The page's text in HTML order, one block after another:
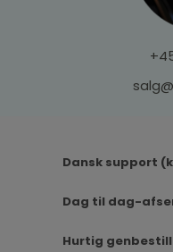
Dansk support
Dag til dag-
Hurtig